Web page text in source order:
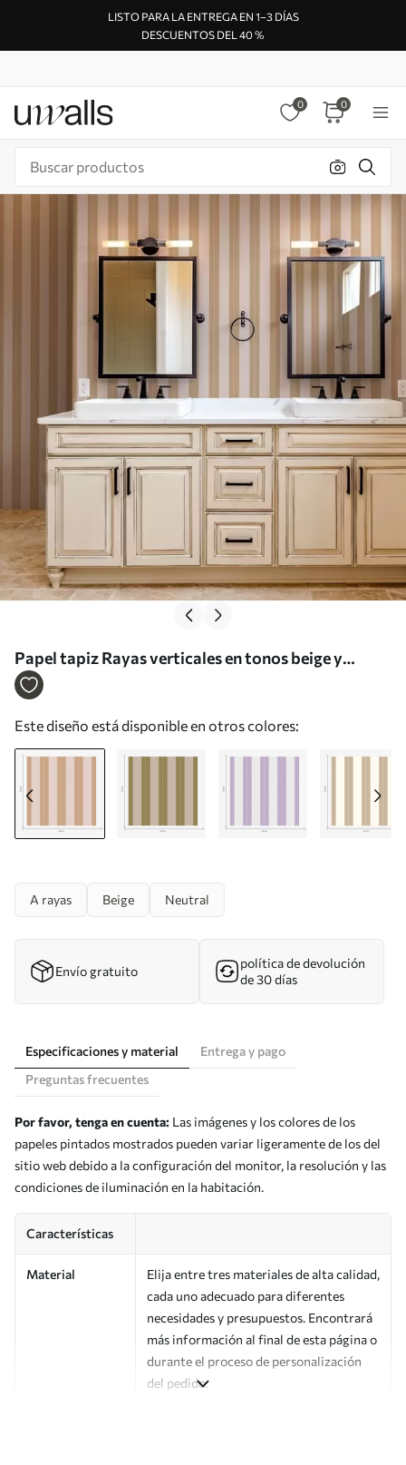
LISTO PARA LA ENTREGA EN 1–3 DÍAS
DESCUENTOS DEL 40 %
0 0
Papel tapiz Rayas verticales en tonos beige y
marrón claro Nr. a01181v1
Este diseño está disponible en otros colores:
A rayas Beige Neutral
Envío gratuito
política de devolución
de 30 días
Especificaciones y material
Entrega y pago
Preguntas frecuentes
Por favor, tenga en cuenta: Las imágenes y los colores de los
papeles pintados mostrados pueden variar ligeramente de los del
sitio web debido a la configuración del monitor, la resolución y las
condiciones de iluminación en la habitación.
Características
Material
Elija entre tres materiales de alta calidad,
cada uno adecuado para diferentes
necesidades y presupuestos. Encontrará
más información al final de esta página o
durante el proceso de personalización
del pedido.